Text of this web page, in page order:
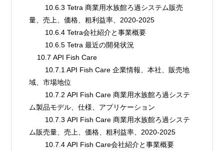
量、売上、価格、粗利益率、2020-2025
        10.6.4 Tetra会社紹介と事業概要
        10.6.5 Tetra 最近の開発状況
    10.7 API Fish Care
域、市場地位
ム製品モデル、仕様、アプリケーション
ム販売量、売上、価格、粗利益率、2020-2025
        10.7.4 API Fish Care会社紹介と事業概要